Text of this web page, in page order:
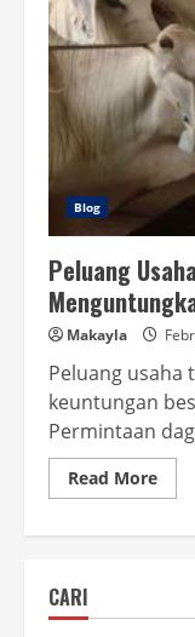
Blog
Peluang
Makayla
Peluang usaha
keuntungan
Permintaan
Read MoreRead
more
CARI